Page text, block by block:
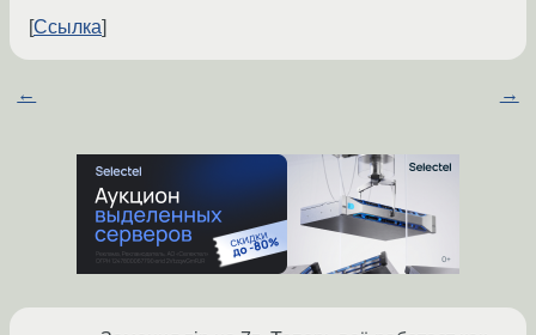
Ссылка
← →